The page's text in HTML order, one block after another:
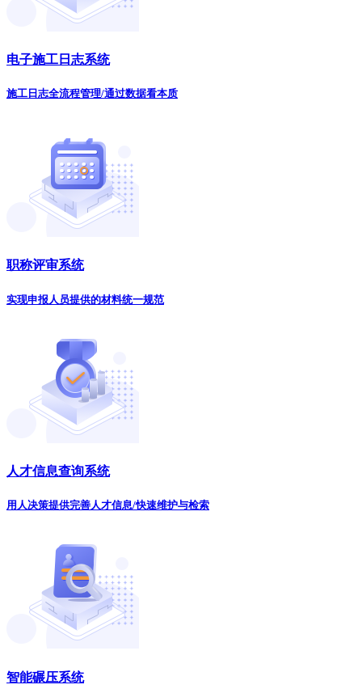
电子施工日志系统
施工日志全流程管理/通过数据看本质
职称评审系统
实现申报人员提供的材料统一规范
人才信息查询系统
用人决策提供完善人才信息/快速维护与检索
智能碾压系统